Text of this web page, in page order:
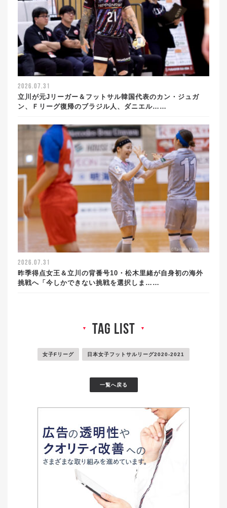
2026.07.31
立川が元Jリーガー＆フットサル韓国代表のカン・ジュガ
ン、Ｆリーグ復帰のブラジル人、ダニエル……
2026.07.31
昨季得点女王＆立川の背番号10・松木里緒が自身初の海外
挑戦へ「今しかできない挑戦を選択しま……
▼ tag list ▼
女子Fリーグ 日本女子フットサルリーグ2020-2021
一覧へ戻る